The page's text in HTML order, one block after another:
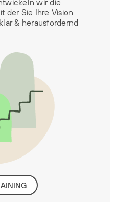
wir die
der Sie Ihre Vision
& herausfordernd